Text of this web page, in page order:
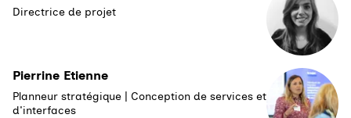
Directrice de projet
Pierrine Etienne
Planneur stratégique | Conception de services et
d'interfaces